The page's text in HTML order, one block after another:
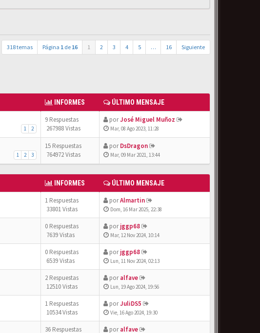
318 temas Página 1 de 16 1 2 3 4 5 … 16 Siguiente
INFORMES ÚLTIMO MENSAJE
1 2
9 Respuestas
267988 Vistas
porJosé Miguel Muñoz
Mar, 08 Ago 2023, 11:28
1 2 3
15 Respuestas
764972 Vistas
porDsDragon
Mar, 09 Mar 2021, 13:44
INFORMES ÚLTIMO MENSAJE
1 Respuestas
33801 Vistas
porAlmartin
Dom, 16 Mar 2025, 22:38
0 Respuestas
7639 Vistas
porjggp68
Mar, 12 Nov 2024, 10:14
0 Respuestas
6539 Vistas
porjggp68
Lun, 11 Nov 2024, 02:13
2 Respuestas
12510 Vistas
poralfave
Lun, 19 Ago 2024, 19:56
1 Respuestas
10534 Vistas
porJuliDS5
Vie, 16 Ago 2024, 19:30
36 Respuestas
poralfave